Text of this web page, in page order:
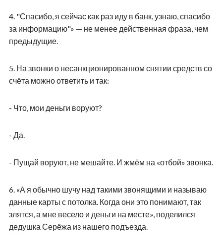
4. "Спасибо, я сейчас как раз иду в банк, узнаю, спасибо
за информацию"» — не менее действенная фраза, чем
предыдущие.
5. На звонки о несанкционированном снятии средств со
счёта можно ответить и так:
- Что, мои деньги воруют?
- Да.
- Пущай воруют, не мешайте. И жмём на «отбой» звонка.
6. «А я обычно шучу над такими звонящими и называю
данные карты с потолка. Когда они это понимают, так
злятся, а мне весело и деньги на месте», поделился
дедушка Серёжа из нашего подъезда.